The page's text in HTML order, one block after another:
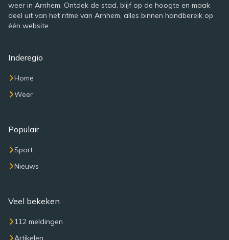
weer in Arnhem. Ontdek de stad, blijf op de hoogte en maak
deel uit van het ritme van Arnhem, alles binnen handbereik op
één website.
Inderegio
Home
Weer
Populair
Sport
Nieuws
Veel bekeken
112 meldingen
Artikelen